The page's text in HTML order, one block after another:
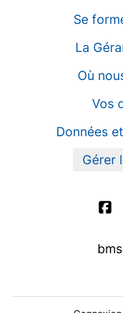
Se
La
Où
Vos
Données
Gérer